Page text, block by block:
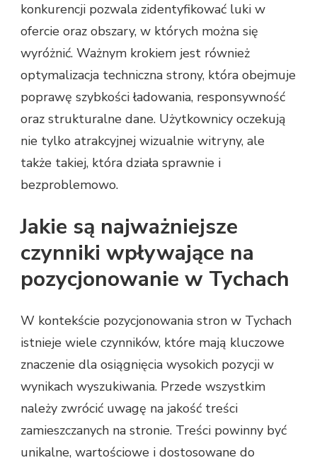
konkurencji pozwala zidentyfikować luki w
ofercie oraz obszary, w których można się
wyróżnić. Ważnym krokiem jest również
optymalizacja techniczna strony, która obejmuje
poprawę szybkości ładowania, responsywność
oraz strukturalne dane. Użytkownicy oczekują
nie tylko atrakcyjnej wizualnie witryny, ale
także takiej, która działa sprawnie i
bezproblemowo.
Jakie są najważniejsze
czynniki wpływające na
pozycjonowanie w Tychach
W kontekście pozycjonowania stron w Tychach
istnieje wiele czynników, które mają kluczowe
znaczenie dla osiągnięcia wysokich pozycji w
wynikach wyszukiwania. Przede wszystkim
należy zwrócić uwagę na jakość treści
zamieszczanych na stronie. Treści powinny być
unikalne, wartościowe i dostosowane do